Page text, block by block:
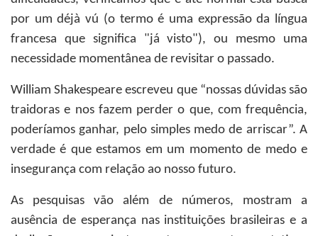
por um déjà vú (o termo é uma expressão da língua
francesa que significa "já visto"), ou mesmo uma
necessidade momentânea de revisitar o passado.
William Shakespeare escreveu que “nossas dúvidas são
traidoras e nos fazem perder o que, com frequência,
poderíamos ganhar, pelo simples medo de arriscar”. A
verdade é que estamos em um momento de medo e
insegurança com relação ao nosso futuro.
As pesquisas vão além de números, mostram a
ausência de esperança nas instituições brasileiras e a